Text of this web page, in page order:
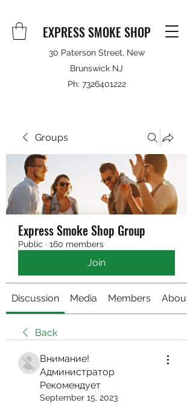
EXPRESS SMOKE SHOP
30 Paterson Street, New
Brunswick NJ
Ph: 7326401222
Groups
Express Smoke Shop Group
Public · 160 members
Join
Discussion Media Members About
Back
Внимание!
Администратор
Рекомендует
September 15, 2023